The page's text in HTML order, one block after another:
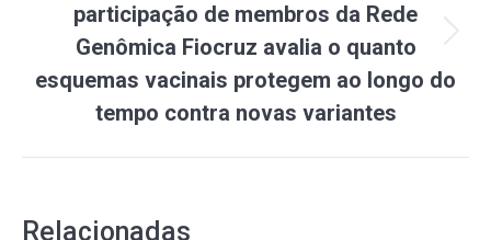
Próximo
post:
participação de membros da Rede
Genômica Fiocruz avalia o quanto
esquemas vacinais protegem ao longo do
tempo contra novas variantes
Relacionadas